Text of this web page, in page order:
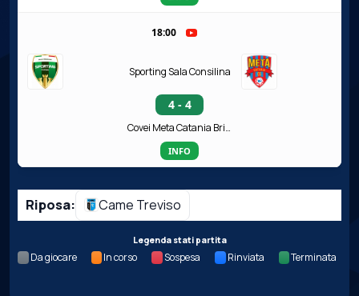
18:00
Sporting Sala Consilina
4 - 4
Covei Meta Catania Bricocity
INFO
Riposa: Came Treviso
Legenda stati partita
Da giocare In corso Sospesa Rinviata Terminata